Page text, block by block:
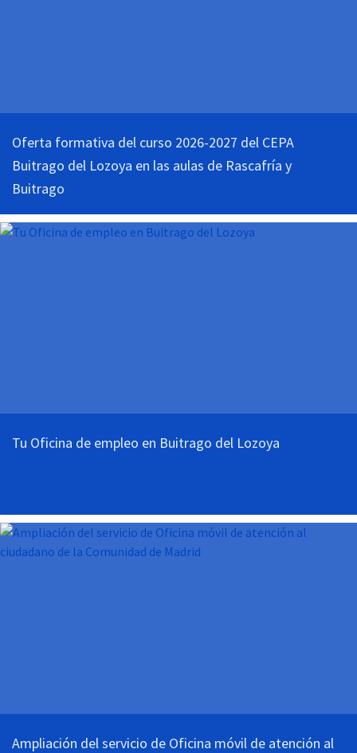
Oferta formativa del curso 2026-2027 del CEPA
Buitrago del Lozoya en las aulas de Rascafría y
Buitrago
Tu Oficina de empleo en Buitrago del Lozoya
Ampliación del servicio de Oficina móvil de atención al